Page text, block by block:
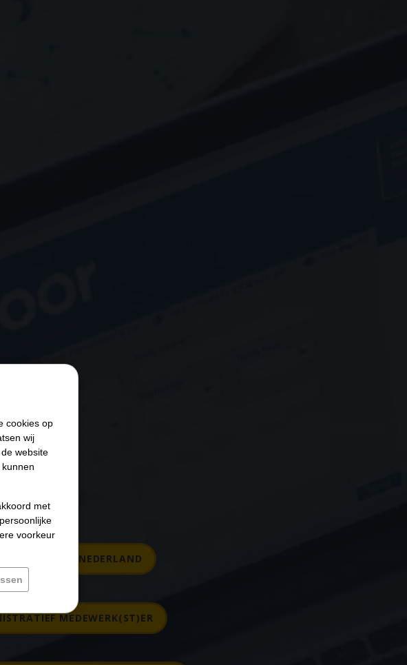
MANAGER NEDERLAND
MEDEWERK(ST)ER
cookies op
wij
website
met
voorkeur